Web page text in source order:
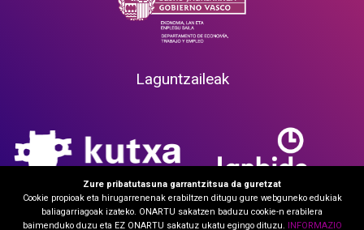
Laguntzaileak
Zure pribatutasuna garrantzitsua da guretzat
Cookie propioak eta hirugarrenenak erabiltzen ditugu gure webguneko edukiak
baliagarriagoak izateko. ONARTU sakatzen baduzu cookie-n erabilera
baimenduko duzu eta EZ ONARTU sakatuz ukatu egingo dituzu.
INFORMAZIO